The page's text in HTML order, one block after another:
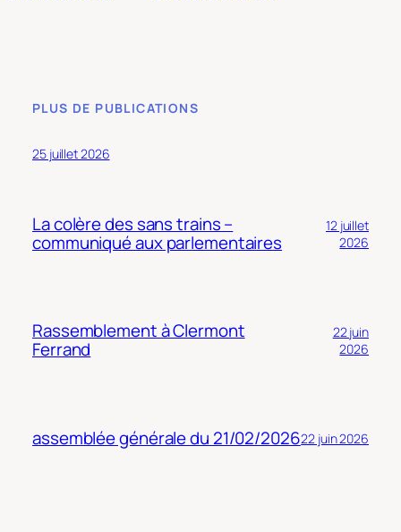
PLUS DE PUBLICATIONS
25 juillet 2026
La colère des sans trains –
communiqué aux parlementaires
12 juillet
2026
Rassemblement à Clermont
Ferrand
22 juin
2026
assemblée générale du 21/02/202622 juin 2026